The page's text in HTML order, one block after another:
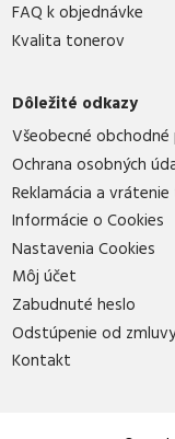
FAQ k objednávke
Kvalita tonerov
Dôležité odkazy
Všeobecné
Ochrana osobných
Reklamácia a
Informácie o Cookies
Nastavenia Cookies
Môj účet
Zabudnuté heslo
Odstúpenie od
Kontakt